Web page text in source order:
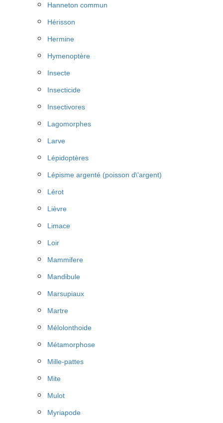
Hanneton commun
Hérisson
Hermine
Hymenoptère
Insecte
Insecticide
Insectivores
Lagomorphes
Larve
Lépidoptères
Lépisme argenté (poisson d\'argent)
Lérot
Lièvre
Limace
Loir
Mammifere
Mandibule
Marsupiaux
Martre
Mélolonthoide
Métamorphose
Mille-pattes
Mite
Mulot
Myriapode